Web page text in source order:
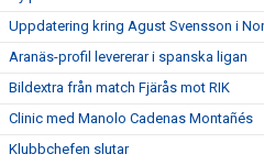
Uppdatering kring Agust Svensson i
Aranäs-profil levererar i spanska ligan
Bildextra från match Fjärås mot RIK
Clinic med Manolo Cadenas Montañés
Klubbchefen slutar